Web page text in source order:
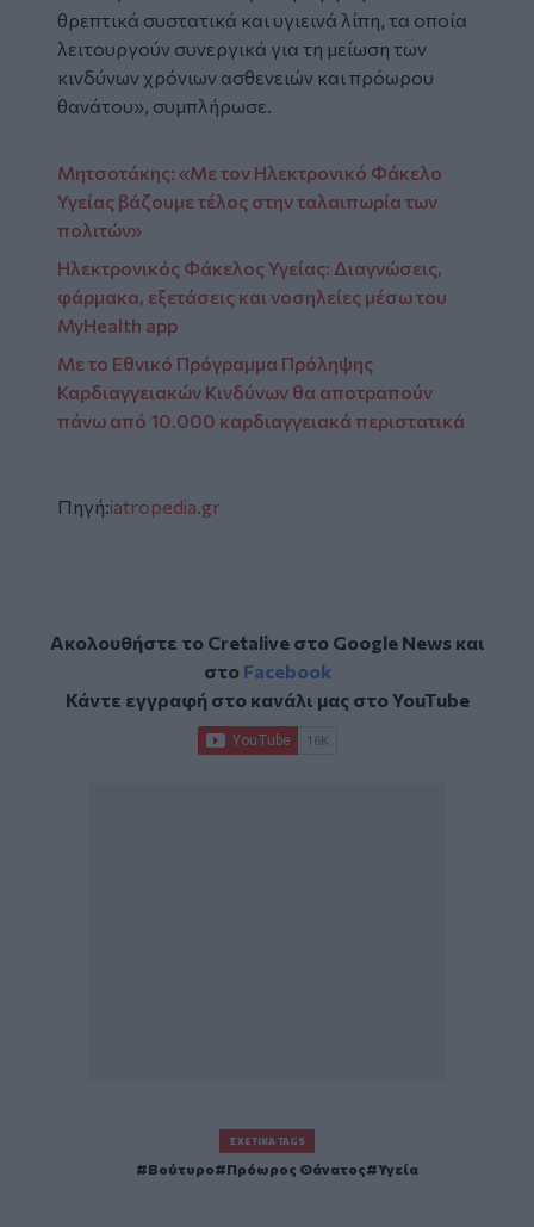
θρεπτικά συστατικά και υγιεινά λίπη, τα οποία
λειτουργούν συνεργικά για τη μείωση των
κινδύνων χρόνιων ασθενειών και πρόωρου
θανάτου», συμπλήρωσε.
Μητσοτάκης: «Με τον Ηλεκτρονικό Φάκελο
Υγείας βάζουμε τέλος στην ταλαιπωρία των
πολιτών»
Ηλεκτρονικός Φάκελος Υγείας: Διαγνώσεις,
φάρμακα, εξετάσεις και νοσηλείες μέσω του
MyHealth app
Με το Εθνικό Πρόγραμμα Πρόληψης
Καρδιαγγειακών Κινδύνων θα αποτραπούν
πάνω από 10.000 καρδιαγγειακά περιστατικά
Πηγή:iatropedia.gr
Ακολουθήστε το Cretalive στο Google Newsκαι
στο Facebook
Κάντε εγγραφή στο κανάλι μας στοYouTube
ΣΧΕΤΙΚΆ TAGS
Βούτυρο Πρόωρος Θάνατος Υγεία